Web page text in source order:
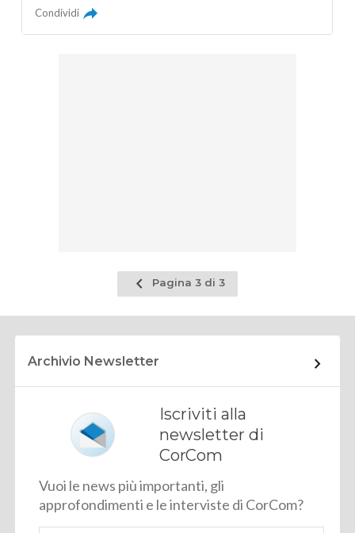
Condividi
Pagina
precedente
Pagina 3 di 3
Archivio Newsletter
Iscriviti alla
newsletter di
CorCom
Vuoi le news più importanti, gli
approfondimenti e le interviste di CorCom?